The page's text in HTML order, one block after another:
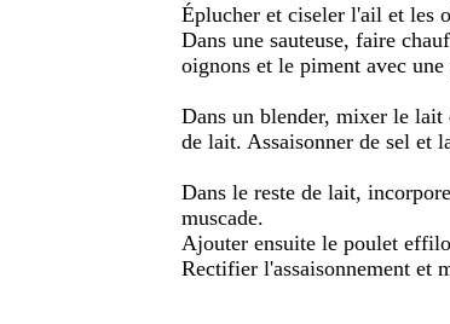
Éplucher et ciseler l'ail et les
Dans une sauteuse, faire
oignons et le piment avec
Dans un blender, mixer le lait
de lait. Assaisonner de sel et
Dans le reste de lait,
muscade.
Ajouter ensuite le poulet
Rectifier l'assaisonnement et